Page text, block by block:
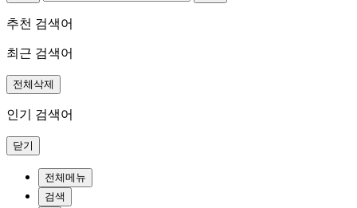
추천 검색어
최근 검색어
전체삭제
인기 검색어
닫기
전체메뉴
검색